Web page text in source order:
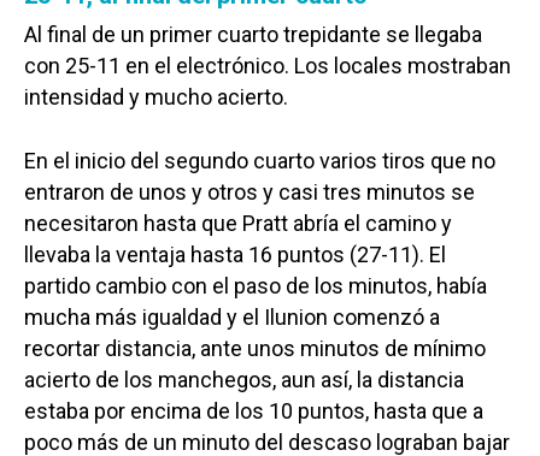
Al final de un primer cuarto trepidante se llegaba
con 25-11 en el electrónico. Los locales mostraban
intensidad y mucho acierto.
En el inicio del segundo cuarto varios tiros que no
entraron de unos y otros y casi tres minutos se
necesitaron hasta que Pratt abría el camino y
llevaba la ventaja hasta 16 puntos (27-11). El
partido cambio con el paso de los minutos, había
mucha más igualdad y el Ilunion comenzó a
recortar distancia, ante unos minutos de mínimo
acierto de los manchegos, aun así, la distancia
estaba por encima de los 10 puntos, hasta que a
poco más de un minuto del descaso lograban bajar